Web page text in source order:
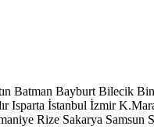
Batman Bayburt Bilecik
Isparta İstanbul İzmir
Rize Sakarya Samsun